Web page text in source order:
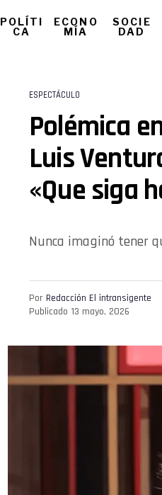
POLÍTI
CA
ECONO
MÍA
SOCIE
DAD
ESPECTÁCULO
Polémica
Luis
«Que siga
Nunca imaginó tener
Por Redacción El intransigente
Publicado 13 mayo, 2026